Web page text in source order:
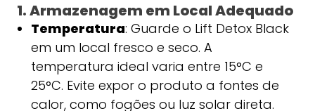
1. Armazenagem em Local Adequado
Temperatura: Guarde o Lift Detox Black
em um local fresco e seco. A
temperatura ideal varia entre 15°C e
25°C. Evite expor o produto a fontes de
calor, como fogões ou luz solar direta.